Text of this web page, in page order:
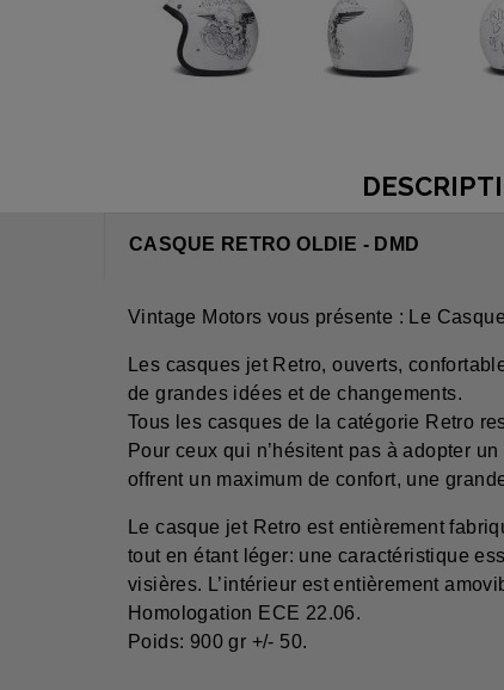
CASQUE RETRO OLDIE - DMD
Vintage Motors vous présente : Le
Les casques jet Retro, ouverts,
de grandes idées et de changements.
Tous les casques de la catégorie Retro
Pour ceux qui n’hésitent pas à adopter
offrent un maximum de confort, une
Le casque jet Retro est entièrement
tout en étant léger: une caractéristique
visières. L’intérieur est entièrement
Homologation ECE 22.06.
Poids: 900 gr +/- 50.